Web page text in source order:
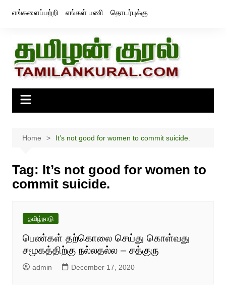
எங்களைப்பற்றி எங்கள் பணி தொடர்புக்கு
Home It’s not good for women to commit suicide.
Tag: It’s not good for women to
commit suicide.
தமிழ்நாடு
பெண்கள் தற்கொலை செய்து கொள்வது
சமூகத்திற்கு நல்லதல்ல – சத்குரு
admin December 17, 2020